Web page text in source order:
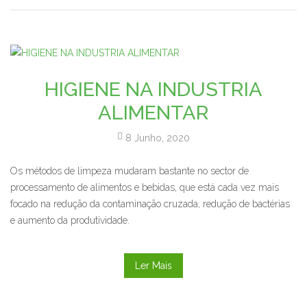
HIGIENE NA INDUSTRIA
ALIMENTAR
8 Junho, 2020
Os métodos de limpeza mudaram bastante no sector de
processamento de alimentos e bebidas, que está cada vez mais
focado na redução da contaminação cruzada, redução de bactérias
e aumento da produtividade.
Ler Mais